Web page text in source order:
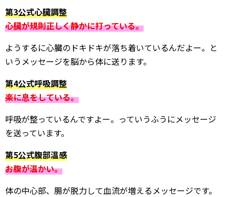
第3公式心臓調整
心臓が規則正しく静かに打っている。
ようするに心臓のドキドキが落ち着いているんだよー。と
いうメッセージを脳から体に送ります。
第4公式呼吸調整
楽に息をしている。
呼吸が整っているんですよー。っていうふうにメッセージ
を送っています。
第5公式腹部温感
お腹が温かい。
体の中心部、腸が脱力して血流が増えるメッセージです。